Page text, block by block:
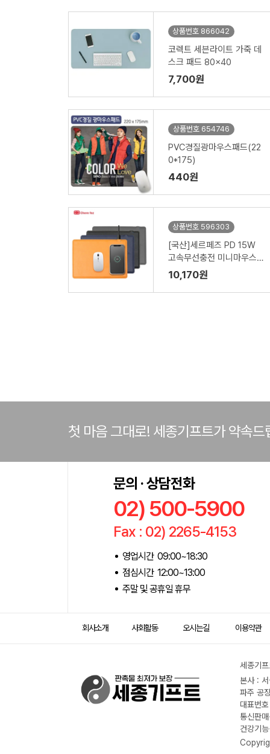
상품번호 866042
코렉트 세븐라이트 가죽 데
스크 패드 80x40
7,700원
상품번호 654746
PVC경질광마우스패드(22
0*175)
440원
상품번호 596303
[국산]세르페즈 PD 15W
고속무선충전 미니마우스패
드
10,170원
첫 마음 그대로! 세종기프트가 약속드
문의 · 상담전화
02) 500-5900
Fax : 02) 2265-4153
영업시간 09:00~18:30
점심시간 12:00~13:00
주말 및 공휴일 휴무
회사소개 사회활동 오시는길 이용약관
세종기
본사 :
파주 공
대표번
통신판
건강기